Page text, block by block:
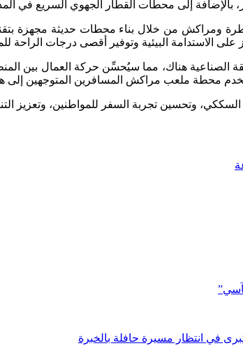
بالإضافة إلى محطات القطار الجهوي السريع في
ومراكش من خلال بناء محطات حديثة
على الاستدامة البيئية وتوفير أقصى درجات الراحة
هناك، مما سيُحسِّن حركة العمال بين
وتحسين تجربة السفر للمواطنين، وتعزيز
في انتظار مسيرة حافلة بالخبرة